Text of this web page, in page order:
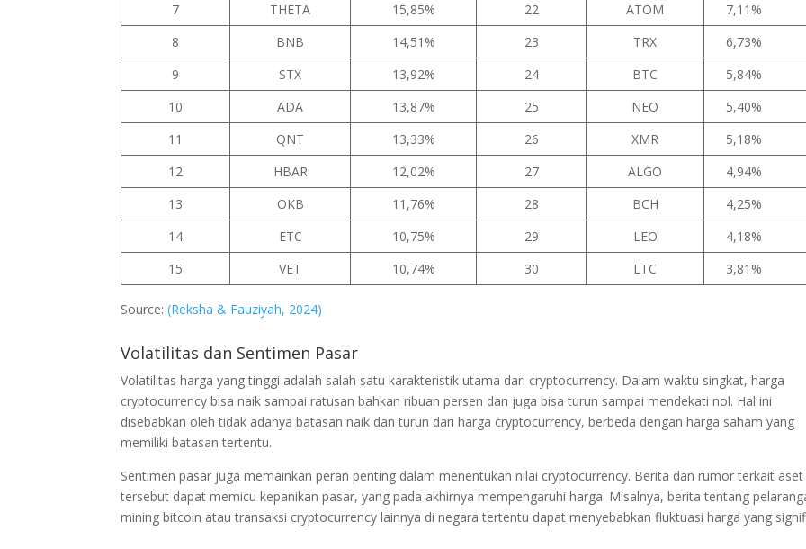
7
THETA 15,85% 22 ATOM
7,11%
8
BNB 14,51% 23 TRX
6,73%
9
STX 13,92% 24 BTC
5,84%
10
ADA 13,87% 25 NEO
5,40%
11
QNT 13,33% 26 XMR
5,18%
12
HBAR 12,02% 27 ALGO
4,94%
13
OKB 11,76% 28 BCH
4,25%
14
ETC 10,75% 29 LEO
4,18%
15
VET 10,74% 30 LTC 3,81%
Source:(Reksha & Fauziyah, 2024)
Volatilitas dan Sentimen Pasar
Volatilitas harga yang tinggi adalah salah satu karakteristik utama dari cryptocurrency. Dalam waktu singkat, harga
cryptocurrency bisa naik sampai ratusan bahkan ribuan persen dan juga bisa turun sampai mendekati nol. Hal ini
disebabkan oleh tidak adanya batasan naik dan turun dari harga cryptocurrency, berbeda dengan harga saham yang
memiliki batasan tertentu.
Sentimen pasar juga memainkan peran penting dalam menentukan nilai cryptocurrency. Berita dan rumor terkait aset
tersebut dapat memicu kepanikan pasar, yang pada akhirnya mempengaruhi harga. Misalnya, berita tentang
mining bitcoin atau transaksi cryptocurrency lainnya di negara tertentu dapat menyebabkan fluktuasi harga yang